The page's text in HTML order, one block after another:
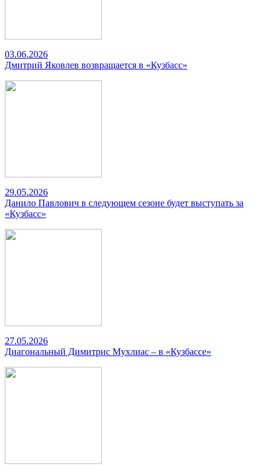
03.06.2026
Дмитрий Яковлев возвращается в «Кузбасс»
29.05.2026
Данило Павлович в следующем сезоне будет выступать за
«Кузбасс»
27.05.2026
Диагональный Димитрис Мухлиас – в «Кузбассе»